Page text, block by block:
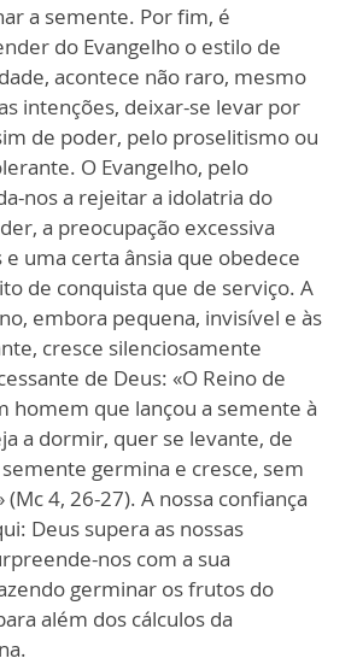
a semente. Por fim, é
do Evangelho o estilo de
acontece não raro, mesmo
intenções, deixar-se levar por
de poder, pelo proselitismo ou
O Evangelho, pelo
nos a rejeitar a idolatria do
a preocupação excessiva
uma certa ânsia que obedece
de conquista que de serviço. A
embora pequena, invisível e às
cresce silenciosamente
de Deus: «O Reino de
homem que lançou a semente à
a dormir, quer se levante, de
germina e cresce, sem
4, 26-27). A nossa confiança
Deus supera as nossas
nos com a sua
germinar os frutos do
além dos cálculos da